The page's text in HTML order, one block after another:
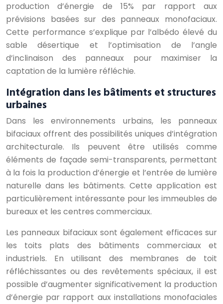
production d’énergie de 15% par rapport aux
prévisions basées sur des panneaux monofaciaux.
Cette performance s’explique par l’albédo élevé du
sable désertique et l’optimisation de l’angle
d’inclinaison des panneaux pour maximiser la
captation de la lumière réfléchie.
Intégration dans les bâtiments et structures
urbaines
Dans les environnements urbains, les panneaux
bifaciaux offrent des possibilités uniques d’intégration
architecturale. Ils peuvent être utilisés comme
éléments de façade semi-transparents, permettant
à la fois la production d’énergie et l’entrée de lumière
naturelle dans les bâtiments. Cette application est
particulièrement intéressante pour les immeubles de
bureaux et les centres commerciaux.
Les panneaux bifaciaux sont également efficaces sur
les toits plats des bâtiments commerciaux et
industriels. En utilisant des membranes de toit
réfléchissantes ou des revêtements spéciaux, il est
possible d’augmenter significativement la production
d’énergie par rapport aux installations monofaciales